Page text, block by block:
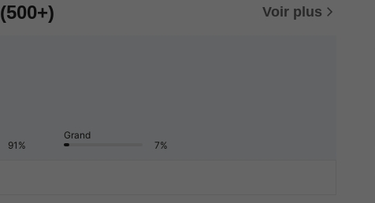
(500+) Voir plus
91%
Grand
7%